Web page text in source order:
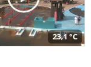
23,1 °C